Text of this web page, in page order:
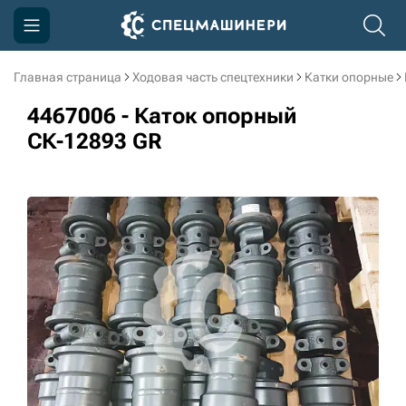
Главная страница Ходовая часть спецтехники Катки опорные
4467006 - Каток опорный
СК-12893 GR
Компания
Акции
Информация
Контакты
3D тур по производству
3D тур по складам
sksale@skdst.ru